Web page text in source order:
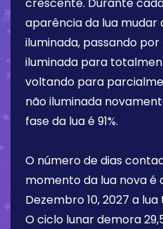
crescente. Durante
aparência da lua mudar
iluminada, passando
iluminada para
voltando para
não iluminada
fase da lua é91%.
O número de dias
momento da lua nova é
Dezembro 10, 2027 a lua
O ciclo lunar demora